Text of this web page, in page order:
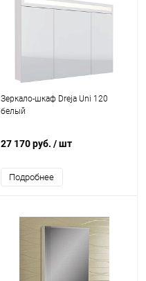
Зеркало-шкаф Dreja Uni 120
белый
27 170 руб. / шт
Подробнее